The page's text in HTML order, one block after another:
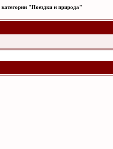
"Поездки и природа"